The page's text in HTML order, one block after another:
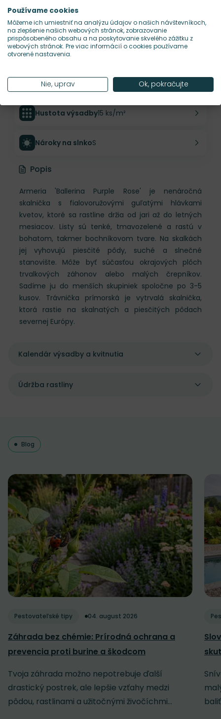
Výška rastliny20 cm
Šírka rastliny
Habitus rastliny
Hustota výsadby15 ks/m²
Nároky na slnkoS
Popis
Armeria 'Ballerina Purple Rose' je nenáročná
skalnička s fialovoružovými guľatými hlávkami
kvetov, ktoré sa rastline držia od jari až do letných
mesiacov. Listy sú tenké, tmavozelené a rastú v
bohatom, takmer bochníkovom tvare. Na skalkách
jej vyhovujú piesčité pôdy, suché a slnečné
stanovište. Môže byť súčasťou okrajových plôch
trvalkových záhonov alebo malých črepníkov.
Sadíme ju do menších skupiniek spoločne po 3-5
kusov. Trávnička prímorská je vytrvalá skalnička,
ktorá rastie na skalnatých a piesčitých pôdach
severnej Európy.
Kalendár výsadby a kvitnutia
Údržba rastliny
Blog
Pestovateľské tipy 04. august 2026
Záhrada bez chémie: Prírodná ochrana a
prevencia proti burine a škodcom
Tvoja záhrada možno nepotrebuje ďalší
drastický postrek, ale lepšie vzťahy medzi
pôdou, rastlinami a užitočnými živočíchmi...
Používame cookies
Môžeme ich umiestniť na analýzu údajov o našich návštevníkoch,
na zlepšenie našich webových stránok, zobrazovanie
prispôsobeného obsahu a na poskytovanie skvelého zážitku z
webových stránok. Pre viac informácií o cookies používame
otvorené nastavenia.
Nie, uprav Ok, pokračujte